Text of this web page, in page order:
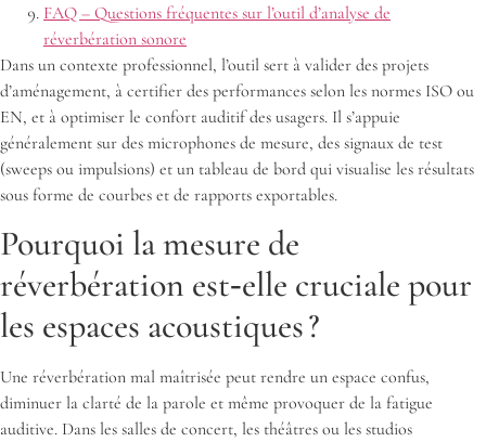
FAQ – Questions fréquentes sur l’outil d’analyse de
réverbération sonore
Dans un contexte professionnel, l’outil sert à valider des projets
d’aménagement, à certifier des performances selon les normes ISO ou
EN, et à optimiser le confort auditif des usagers. Il s’appuie
généralement sur des microphones de mesure, des signaux de test
(sweeps ou impulsions) et un tableau de bord qui visualise les résultats
sous forme de courbes et de rapports exportables.
Pourquoi la mesure de
réverbération est‑elle cruciale pour
les espaces acoustiques ?
Une réverbération mal maîtrisée peut rendre un espace confus,
diminuer la clarté de la parole et même provoquer de la fatigue
auditive. Dans les salles de concert, les théâtres ou les studios